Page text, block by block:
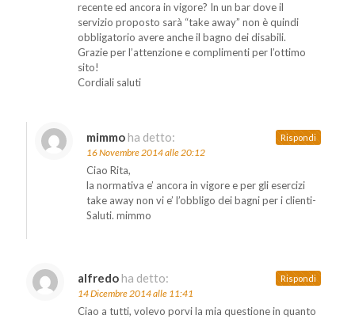
recente ed ancora in vigore? In un bar dove il
servizio proposto sarà “take away” non è quindi
obbligatorio avere anche il bagno dei disabili.
Grazie per l’attenzione e complimenti per l’ottimo
sito!
Cordiali saluti
mimmoha detto:
16 Novembre 2014 alle 20:12
Ciao Rita,
la normativa e’ ancora in vigore e per gli esercizi
take away non vi e’ l’obbligo dei bagni per i clienti-
Saluti. mimmo
Rispondi
alfredoha detto:
14 Dicembre 2014 alle 11:41
Ciao a tutti, volevo porvi la mia questione in quanto
Rispondi